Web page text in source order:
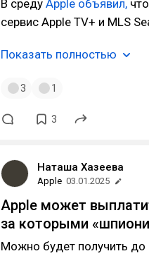
В среду Apple объявил,
сервис Apple TV+ и MLS
Показать полностью
3 1
3
Наташа Хазеева
Apple 03.01.2025
Apple может
за которыми
Можно будет получить до